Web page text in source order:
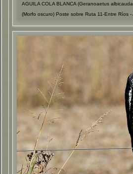
AGUILA COLA BLANCA (Geranoaetus
(Morfo oscuro) Poste sobre Ruta 11-Entre Ríos -